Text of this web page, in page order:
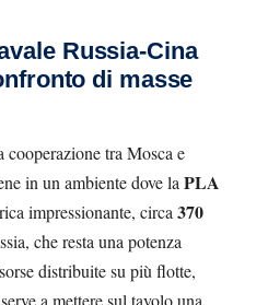
Russia-Cina
di masse
tra Mosca e
in un ambiente dove la PLA
impressionante, circa 370
che resta una potenza
distribuite su più flotte,
serve a mettere sul tavolo una